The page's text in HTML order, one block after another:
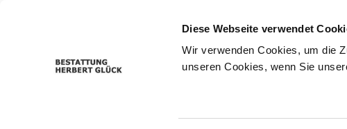
Diese Webseite verwendet
Wir verwenden Cookies, um die
unseren Cookies, wenn Sie